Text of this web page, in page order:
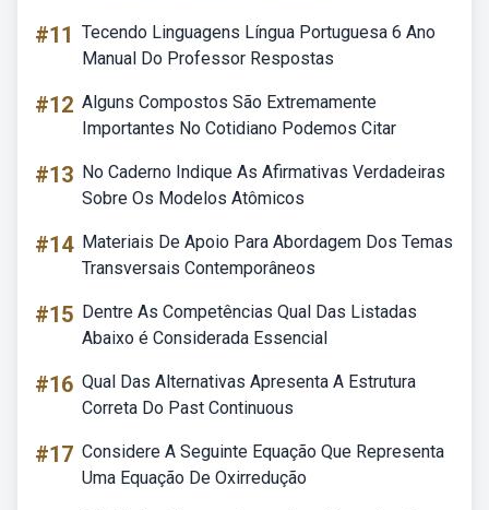
#11 Tecendo Linguagens Língua Portuguesa 6 Ano
Manual Do Professor Respostas
#12 Alguns Compostos São Extremamente
Importantes No Cotidiano Podemos Citar
#13 No Caderno Indique As Afirmativas Verdadeiras
Sobre Os Modelos Atômicos
#14 Materiais De Apoio Para Abordagem Dos Temas
Transversais Contemporâneos
#15 Dentre As Competências Qual Das Listadas
Abaixo é Considerada Essencial
#16 Qual Das Alternativas Apresenta A Estrutura
Correta Do Past Continuous
#17 Considere A Seguinte Equação Que Representa
Uma Equação De Oxirredução